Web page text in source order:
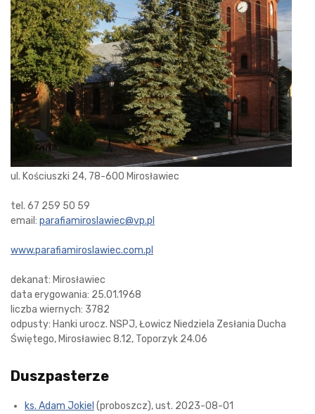
ul. Kościuszki 24, 78-600 Mirosławiec
tel. 67 259 50 59
email: parafiamiroslawiec@vp.pl
www.parafiamiroslawiec.com.pl
dekanat: Mirosławiec
data erygowania: 25.01.1968
liczba wiernych: 3782
odpusty: Hanki urocz. NSPJ, Łowicz Niedziela Zesłania Ducha
Świętego, Mirosławiec 8.12, Toporzyk 24.06
Duszpasterze
ks. Adam Jokiel (proboszcz), ust. 2023-08-01